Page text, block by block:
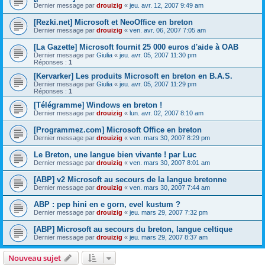
Dernier message par drouizig « jeu. avr. 12, 2007 9:49 am
[Rezki.net] Microsoft et NeoOffice en breton
Dernier message par drouizig « ven. avr. 06, 2007 7:05 am
[La Gazette] Microsoft fournit 25 000 euros d'aide à OAB
Dernier message par Giulia « jeu. avr. 05, 2007 11:30 pm
Réponses : 1
[Kervarker] Les produits Microsoft en breton en B.A.S.
Dernier message par Giulia « jeu. avr. 05, 2007 11:29 pm
Réponses : 1
[Télégramme] Windows en breton !
Dernier message par drouizig « lun. avr. 02, 2007 8:10 am
[Programmez.com] Microsoft Office en breton
Dernier message par drouizig « ven. mars 30, 2007 8:29 pm
Le Breton, une langue bien vivante ! par Luc
Dernier message par drouizig « ven. mars 30, 2007 8:01 am
[ABP] v2 Microsoft au secours de la langue bretonne
Dernier message par drouizig « ven. mars 30, 2007 7:44 am
ABP : pep hini en e gorn, evel kustum ?
Dernier message par drouizig « jeu. mars 29, 2007 7:32 pm
[ABP] Microsoft au secours du breton, langue celtique
Dernier message par drouizig « jeu. mars 29, 2007 8:37 am
Nouveau sujet